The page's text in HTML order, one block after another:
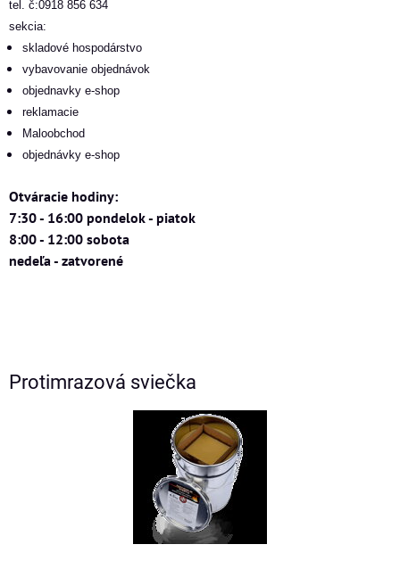
tel. č:0918 856 634
sekcia:
skladové hospodárstvo
vybavovanie objednávok
objednavky e-shop
reklamacie
Maloobchod
objednávky e-shop
Otváracie hodiny:
7:30 - 16:00 pondelok - piatok
8:00 - 12:00 sobota
nedeľa - zatvorené
Protimrazová sviečka